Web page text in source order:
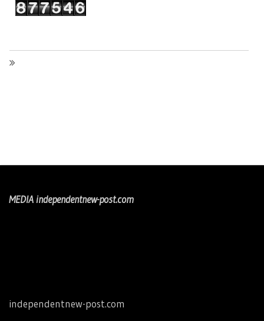
MEDIA independentnew-post.com
independentnew-post.com